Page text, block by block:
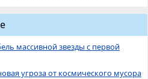
массивной звезды с первой
угроза от космического мусора